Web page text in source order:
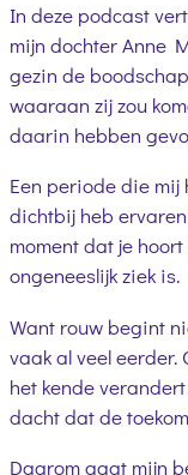
In deze podcast
mijn dochter Anne
gezin de
waaraan zij zou
daarin hebben
Een periode die
dichtbij heb
moment dat je
ongeneeslijk ziek is.
Want rouw begint
vaak al veel eerder.
het kende
dacht dat de
Daarom gaat mijn